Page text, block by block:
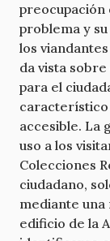
preocupación
problema y
los
da vista
para el
característico
accesible. La
uso a los
Colecciones
ciudadano,
mediante
edificio de la